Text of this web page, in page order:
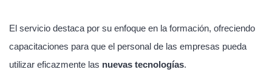
El servicio destaca por su enfoque en la formación, ofreciendo
capacitaciones para que el personal de las empresas pueda
utilizar eficazmente las nuevas tecnologías.